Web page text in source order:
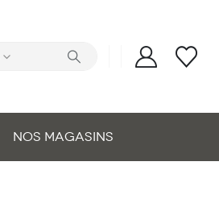
NOS MAGASINS